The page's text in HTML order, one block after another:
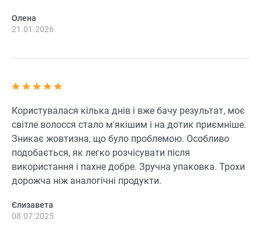
Олена
21.01.2026
Користувалася кілька днів і вже бачу результат, моє
світле волосся стало м'якішим і на дотик приємніше.
Зникає жовтизна, що було проблемою. Особливо
подобається, як легко розчісувати після
використання і пахне добре. Зручна упаковка. Трохи
дорожча ніж аналогічні продукти.
Єлизавета
08.07.2025